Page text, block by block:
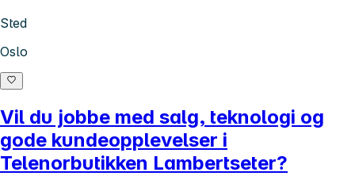
Sted
Oslo
Vil du jobbe med salg, teknologi og
gode kundeopplevelser i
Telenorbutikken Lambertseter?